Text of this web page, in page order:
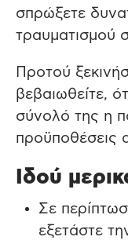
σπρώξετε
τραυματισμού
Προτού
βεβαιωθείτε,
σύνολό της η
προϋποθέσεις
Ιδού
Σε
εξετάστε